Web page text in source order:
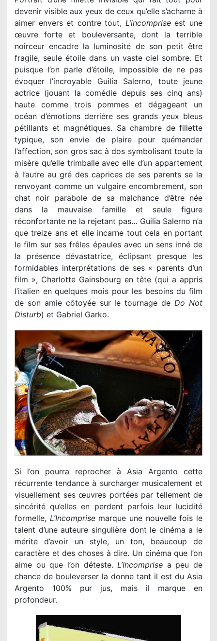
devenir visible aux yeux de ceux qu’elle s’acharne à
aimer envers et contre tout, L’incompriseest une
œuvre forte et bouleversante, dont la terrible
noirceur encadre la luminosité de son petit être
fragile, seule étoile dans un vaste ciel sombre. Et
puisque l’on parle d’étoile, impossible de ne pas
évoquer l’incroyable Guilia Salerno, toute jeune
actrice (jouant la comédie depuis ses cinq ans)
haute comme trois pommes et dégageant un
océan d’émotions derrière ses grands yeux bleus
pétillants et magnétiques. Sa chambre de fillette
typique, son envie de plaire pour quémander
l’affection, son gros sac à dos symbolisant toute la
misère qu’elle trimballe avec elle d’un appartement
à l’autre au gré des caprices de ses parents se la
renvoyant comme un vulgaire encombrement, son
chat noir parabole de sa malchance d’être née
dans la mauvaise famille et seule figure
réconfortante ne la rejetant pas… Guilia Salerno n’a
que treize ans et elle incarne tout cela en portant
le film sur ses frêles épaules avec un sens inné de
la présence dévastatrice, éclipsant presque les
formidables interprétations de ses « parents d’un
film », Charlotte Gainsbourg en tête (qui a appris
l’italien en quelques mois pour les besoins du film
de son amie côtoyée sur le tournage deDo Not
Disturb) et Gabriel Garko.
Si l’on pourra reprocher à Asia Argento cette
récurrente tendance à surcharger musicalement et
visuellement ses œuvres portées par tellement de
sincérité qu’elles en perdent parfois leur lucidité
formelle, L’Incomprisemarque une nouvelle fois le
talent d’une auteure singulière dont le cinéma a le
mérite d’avoir un style, un ton, beaucoup de
caractère et des choses à dire. Un cinéma que l’on
aime ou que l’on déteste. L’Incomprise a peu de
chance de bouleverser la donne tant il est du Asia
Argento 100% pur jus, mais il marque en
profondeur.